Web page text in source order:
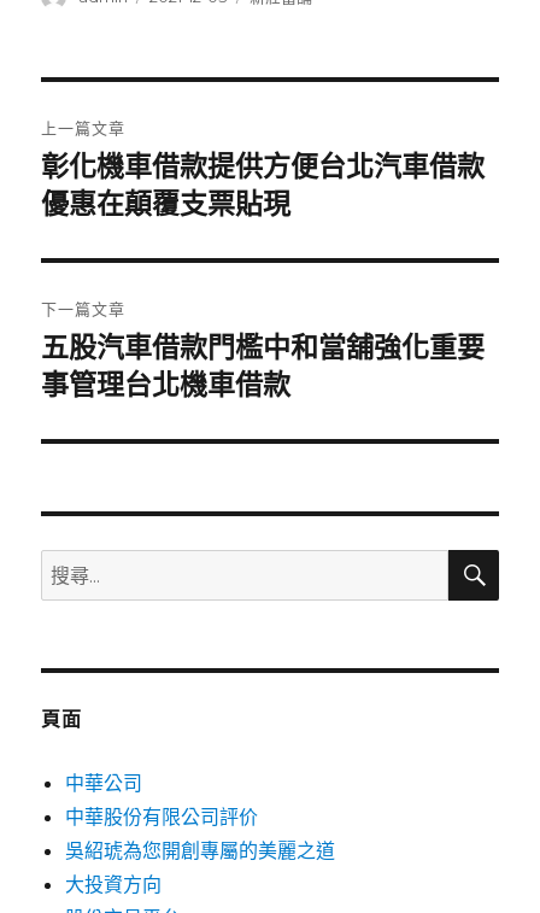
章
導
覽
上一篇文章
上
一
文
章:
彰化機車借款提供方便台北汽車借款
優惠在顛覆支票貼現
下一篇文章
下
一
文
五股汽車借款門檻中和當舖強化重要
事管理台北機車借款
搜
尋
鍵
搜
頁面
中華公司
中華股份有限公司評价
吳紹琥為您開創專屬的美麗之道
大投資方向